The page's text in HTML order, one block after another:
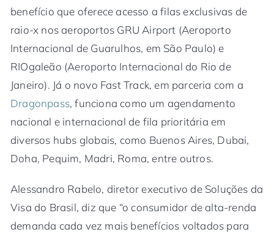
benefício que oferece acesso a filas exclusivas de
raio-x nos aeroportos GRU Airport (Aeroporto
Internacional de Guarulhos, em São Paulo) e
RIOgaleão (Aeroporto Internacional do Rio de
Janeiro). Já o novo Fast Track, em parceria com a
Dragonpass, funciona como um agendamento
nacional e internacional de fila prioritária em
diversos hubs globais, como Buenos Aires, Dubai,
Doha, Pequim, Madri, Roma, entre outros.
Alessandro Rabelo, diretor executivo de Soluções da
Visa do Brasil, diz que “o consumidor de alta-renda
demanda cada vez mais benefícios voltados para